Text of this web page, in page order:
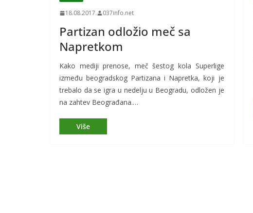
18.08.2017. 037info.net
Partizan odložio meč sa
Napretkom
Kako mediji prenose, meč šestog kola Superlige
između beogradskog Partizana i Napretka, koji je
trebalo da se igra u nedelju u Beogradu, odložen je
na zahtev Beograđana.…